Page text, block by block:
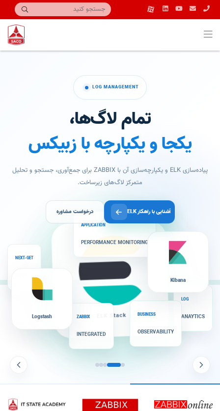
LOG MANAGEMENT
تمام لاگ‌ها،
یکجا و یکپارچه با زبیکس
پیاده‌سازی ELK و یکپارچه‌سازی آن با ZABBIX برای جمع‌آوری، جستجو و تحلیل
متمرکز لاگ‌های زیرساخت.
آشنایی با راهکار ELK درخواست مشاوره
ELK Stack
Logstash
Kibana
LOG
ANAYTICS
NEXT-GET
BUSINESS
OBSERVABILITY
APPLICATION
PERFORMANCE MONITORING
ZABBIX
INTEGRATED